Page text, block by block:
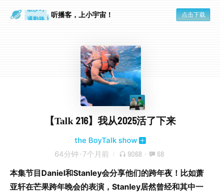
通勤路上
听播客，上小宇宙！ 点击下载
【Talk 216】我从2025活了下来
the BoyTalk show
64分钟 · 7个月前 9068 · 68
本集节目Daniel和Stanley会分享他们的跨年夜！比如萧
亚轩在芒果跨年晚会的表演，Stanley居然曾经和其中一